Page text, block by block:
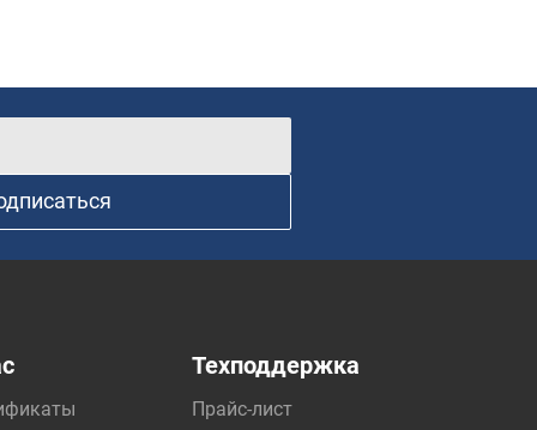
Техподдержка
Прайс-лист